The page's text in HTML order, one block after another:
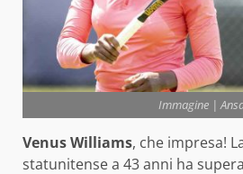
Immagine |
Venus Williams, che impresa!
statunitense a 43 anni ha